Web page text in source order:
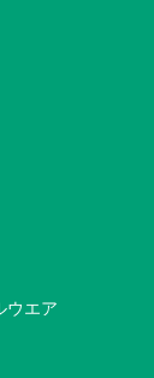
ウエア